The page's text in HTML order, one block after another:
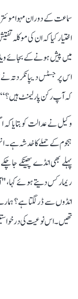
سماعت کے دوران مہوا
اختیار کیا کہ ان کی موکلہ
میں پیش ہونے کے بجائے
اس پر جسٹس دیپانکر دتہ
کہ آپ رکن پارلیمنٹ ہیں؟‘‘
وکیل نے عدالت کو بتایا کہ
ہجوم کے حملے کا خدشہ ہے۔
پہلے بھی انڈے پھینکے
ریمارکس دیتے ہوئے
انڈوں سے ڈر لگتا ہے؟
تھیں۔ اس نوعیت کی